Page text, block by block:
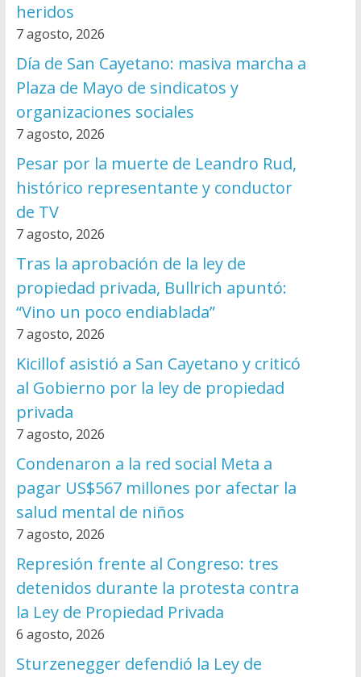
heridos
7 agosto, 2026
Día de San Cayetano: masiva marcha a
Plaza de Mayo de sindicatos y
organizaciones sociales
7 agosto, 2026
Pesar por la muerte de Leandro Rud,
histórico representante y conductor
de TV
7 agosto, 2026
Tras la aprobación de la ley de
propiedad privada, Bullrich apuntó:
“Vino un poco endiablada”
7 agosto, 2026
Kicillof asistió a San Cayetano y criticó
al Gobierno por la ley de propiedad
privada
7 agosto, 2026
Condenaron a la red social Meta a
pagar US$567 millones por afectar la
salud mental de niños
7 agosto, 2026
Represión frente al Congreso: tres
detenidos durante la protesta contra
la Ley de Propiedad Privada
6 agosto, 2026
Sturzenegger defendió la Ley de